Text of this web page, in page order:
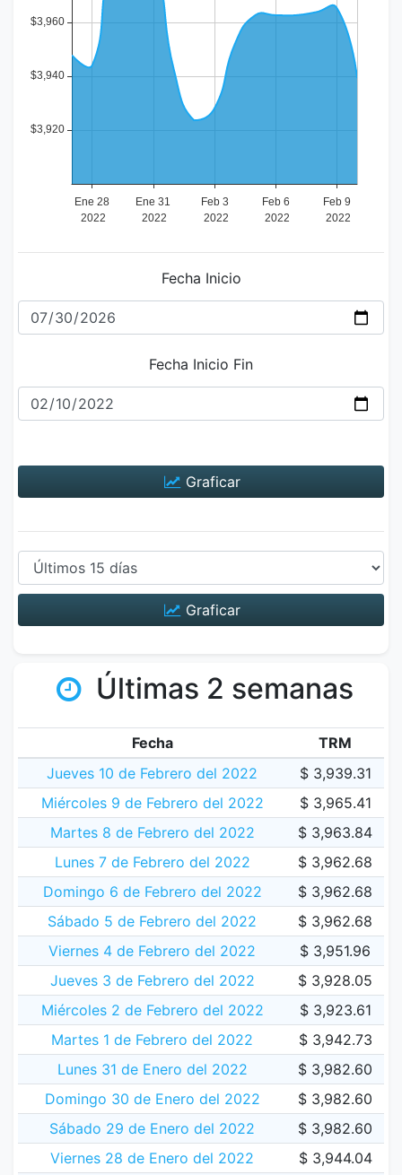
Fecha Inicio
Fecha Inicio Fin
Graficar
Graficar
Últimas 2 semanas
Fecha
TRM
Jueves 10 de Febrero del 2022
$ 3,939.31
Miércoles 9 de Febrero del 2022
$ 3,965.41
Martes 8 de Febrero del 2022
$ 3,963.84
Lunes 7 de Febrero del 2022
$ 3,962.68
Domingo 6 de Febrero del 2022
$ 3,962.68
Sábado 5 de Febrero del 2022
$ 3,962.68
Viernes 4 de Febrero del 2022
$ 3,951.96
Jueves 3 de Febrero del 2022
$ 3,928.05
Miércoles 2 de Febrero del 2022
$ 3,923.61
Martes 1 de Febrero del 2022
$ 3,942.73
Lunes 31 de Enero del 2022
$ 3,982.60
Domingo 30 de Enero del 2022
$ 3,982.60
Sábado 29 de Enero del 2022
$ 3,982.60
Viernes 28 de Enero del 2022
$ 3,944.04